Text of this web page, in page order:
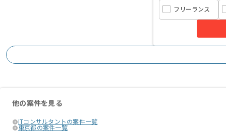
フリーランス
他の案件を見る
ITコンサルタントの案件一覧
東京都の案件一覧